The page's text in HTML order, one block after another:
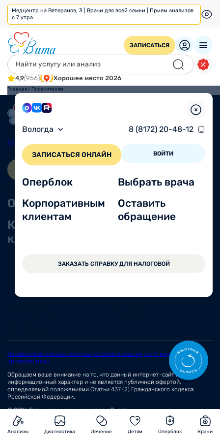
Медцентр на Ветеранов, 3 | Врачи для всей семьи | Прием анализов
с 7 утра
ЗАПИСАТЬСЯ
4,9(956) Хорошее место 2026
Вологда 8 (8172) 20-48-12
ЗАПИСАТЬСЯ ОНЛАЙН ВОЙТИ
Оперблок
Корпоративным
клиентам
Выбрать врача
Оставить
обращение
ЗАКАЗАТЬ СПРАВКУ ДЛЯ НАЛОГОВОЙ
Главная / Посетителям
Вологда
Оперблок
Корпоративным
клиентам
Выбрать врача
Оставить
Статьи
Новости
Независимая оценка качества условий оказания услуг медицинскими
организациями
Обращаем ваше внимание на то, что данный интернет-сайт носит
информационный характер и не является публичной офертой,
определяемой положениями Статьи 437 (2) Гражданского кодекса
Российской Федерации.
© 2026 Сеть медицинских центров «Вита»
Анализы Диагностика Лечение Детям Оперблок Врачи